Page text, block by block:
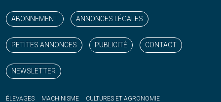
ABONNEMENT ANNONCES LÉGALES
PETITES ANNONCES PUBLICITÉ CONTACT
NEWSLETTER
ÉLEVAGES MACHINISME CULTURES ET AGRONOMIE